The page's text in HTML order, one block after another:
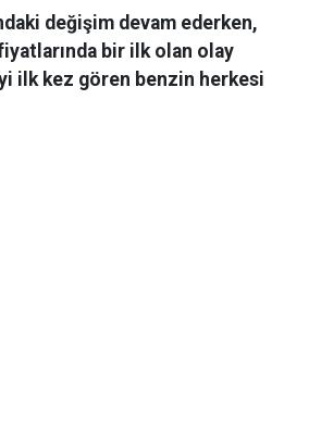
değişim devam ederken,
bir ilk olan olay
ilk kez gören benzin herkesi